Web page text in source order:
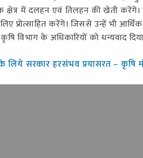
क्षेत्र में दलहन एवं तिलहन की खेती
प्रोत्साहित करेंगे। जिससे उन्हें भी
विभाग के अधिकारियों को धन्यवाद
सरकार हरसंभव प्रयासरत – कृषि